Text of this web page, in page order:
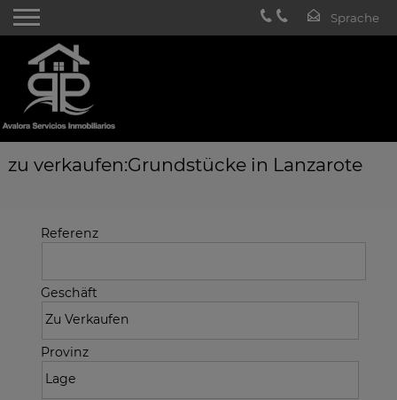
zu verkaufen:Grundstücke in Lanzarote
Referenz
Geschäft
Provinz